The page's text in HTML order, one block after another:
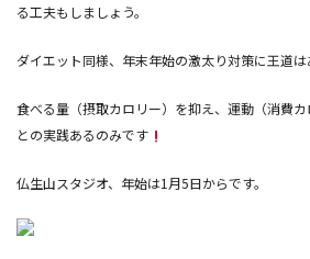
る工夫もしましょう。
ダイエット同様、年末年始の激太り対策に王道
食べる量（摂取カロリー）を抑え、運動（消費
との実践あるのみです
仏生山スタジオ、年始は1月5日からです。